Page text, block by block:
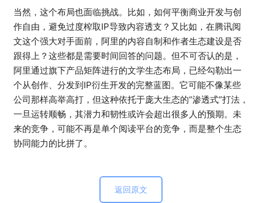
当然，这个布局也面临挑战。比如，如何平衡商业开发与创
作自由，避免过度榨取IP导致内容透支？又比如，在腾讯阅
文这个强大对手面前，阿里的内容自制和作者生态建设是否
跟得上？这些都是需要时间回答的问题。但不可否认的是，
阿里通过旗下产品矩阵进行的文学生态布局，已经勾勒出一
个从创作、分发到IP衍生开发的完整蓝图。它可能不像某些
公司那样高举高打，但这种依托于庞大生态的“渗透式”打法，
一旦运转顺畅，其潜力和韧性或许会超出很多人的预期。未
来的竞争，可能不再是单个阅读平台的竞争，而是整个生态
协同能力的比拼了。
返回原文